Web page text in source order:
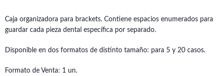
Caja organizadora para brackets. Contiene espacios enumerados para
guardar cada pieza dental específica por separado.
Disponible en dos formatos de distinto tamaño: para 5 y 20 casos.
Formato de Venta: 1 un.